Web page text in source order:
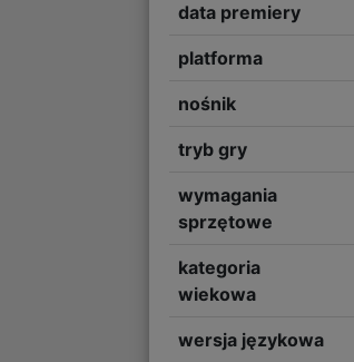
data premiery
platforma
nośnik
tryb gry
wymagania
sprzętowe
kategoria
wiekowa
wersja językowa